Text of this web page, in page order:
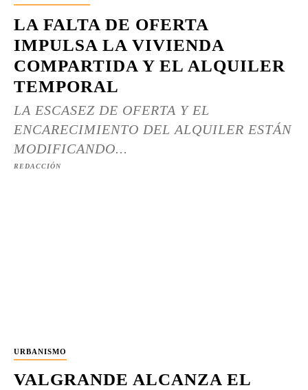
LA FALTA DE OFERTA
IMPULSA LA VIVIENDA
COMPARTIDA Y EL ALQUILER
TEMPORAL
LA ESCASEZ DE OFERTA Y EL
ENCARECIMIENTO DEL ALQUILER ESTÁN
MODIFICANDO...
REDACCIÓN
URBANISMO
VALGRANDE ALCANZA EL